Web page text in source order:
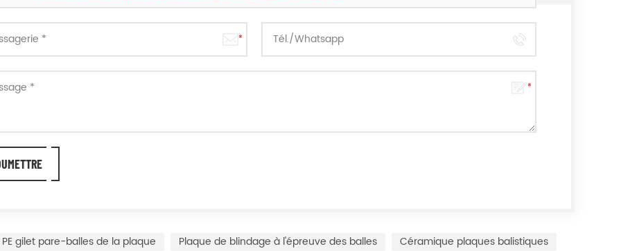
PE gilet pare-balles de la plaque Plaque de blindage à l'épreuve des balles Céramique plaques balistiques